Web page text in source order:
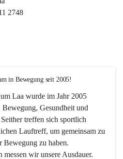
2748
in Bewegung seit 2005!
Laa wurde im Jahr 2005
Bewegung, Gesundheit und
treffen sich sportlich
Lauftreff, um gemeinsam zu
Bewegung zu haben.
wir unsere Ausdauer.